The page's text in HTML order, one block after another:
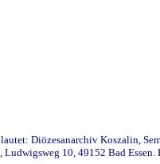
Diözesanarchiv Koszalin,
10, 49152 Bad